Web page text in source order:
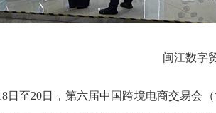
闽江数字
日至20日，第六届中国跨境电商交易会